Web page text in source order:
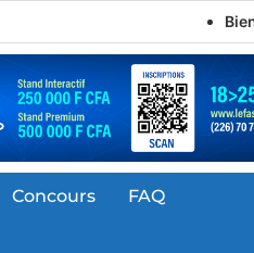
Bienvenue
Concours
FAQ